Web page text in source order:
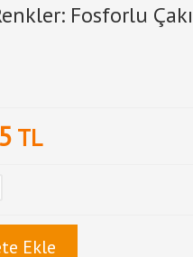
Fosforlu
TL
Ekle